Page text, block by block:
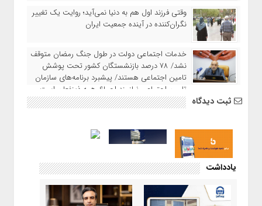
وقتی فرزند اول هم به دنیا نمی‌آید؛ روایت یک تغییر
نگران‌کننده در آینده جمعیت ایران
خدمات اجتماعی دولت در طول جنگ رمضان متوقف
نشد/ ۷۸ درصد بازنشستگان کشور تحت پوشش
تامین اجتماعی هستند/ پیشبرد برنامه‌های سازمان
تامین اجتماعی نیازمند اجماع همه ذینفعان است
ثبت دیدگاه
یادداشت